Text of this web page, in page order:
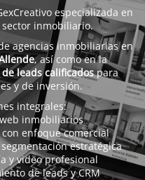
especializada en
inmobiliario.
agencias inmobiliarias en
, así como en la
leads calificadospara
y de inversión.
integrales:
inmobiliarios
enfoque comercial
estratégica
y video profesional
de leads y CRM